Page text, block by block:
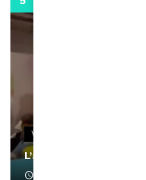
VIDEOS
L’artiste Yoan s’exprime